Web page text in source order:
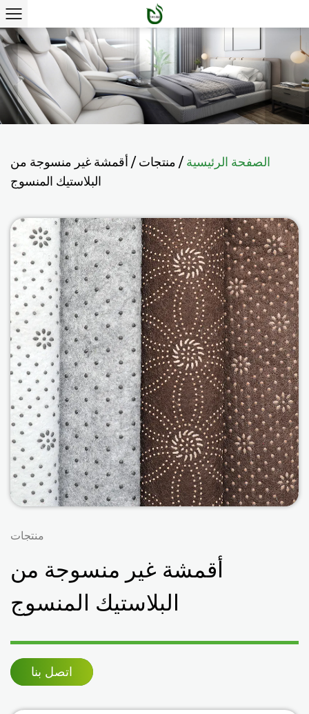
الصفحة الرئيسية / منتجات / أقمشة غير منسوجة من
البلاستيك المنسوج
منتجات
أقمشة غير منسوجة من
البلاستيك المنسوج
اتصل بنا